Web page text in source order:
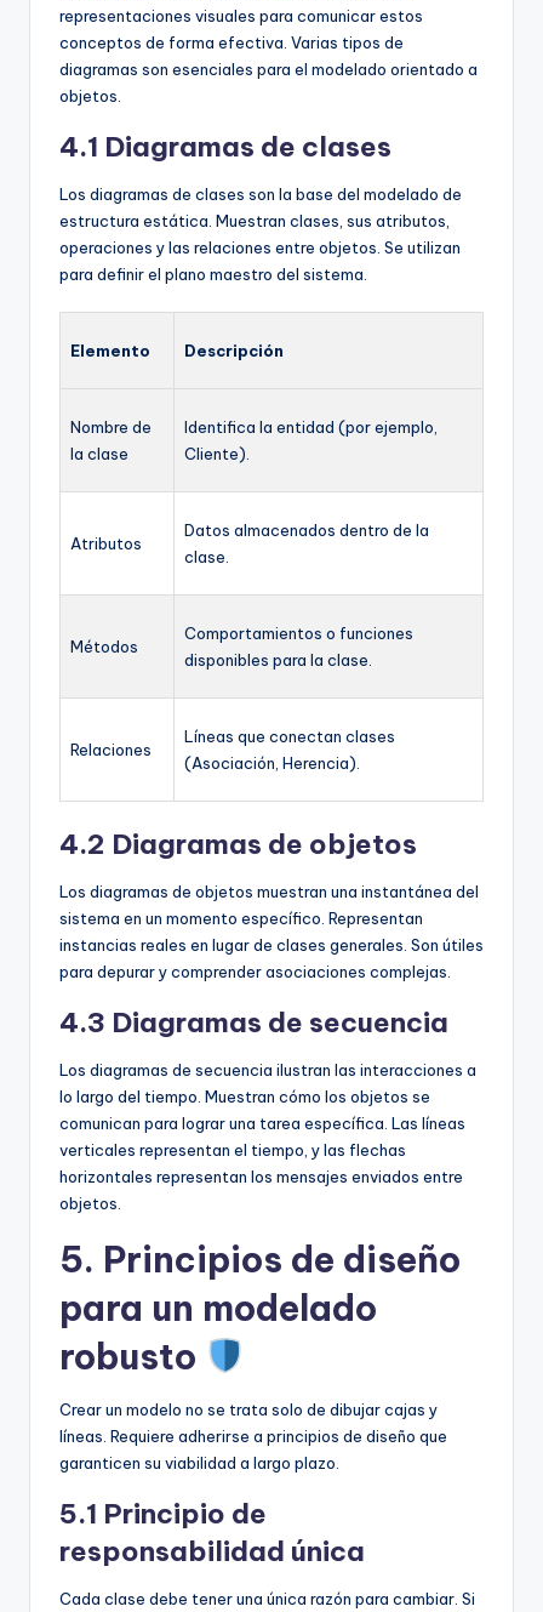
representaciones visuales para comunicar estos
conceptos de forma efectiva. Varias tipos de
diagramas son esenciales para el modelado orientado a
objetos.
4.1 Diagramas de clases
Los diagramas de clases son la base del modelado de
estructura estática. Muestran clases, sus atributos,
operaciones y las relaciones entre objetos. Se utilizan
para definir el plano maestro del sistema.
Elemento Descripción
Nombre de
la clase
Identifica la entidad (por ejemplo,
Cliente).
Atributos
Datos almacenados dentro de la
clase.
Métodos
Comportamientos o funciones
disponibles para la clase.
Relaciones
Líneas que conectan clases
(Asociación, Herencia).
4.2 Diagramas de objetos
Los diagramas de objetos muestran una instantánea del
sistema en un momento específico. Representan
instancias reales en lugar de clases generales. Son útiles
para depurar y comprender asociaciones complejas.
4.3 Diagramas de secuencia
Los diagramas de secuencia ilustran las interacciones a
lo largo del tiempo. Muestran cómo los objetos se
comunican para lograr una tarea específica. Las líneas
verticales representan el tiempo, y las flechas
horizontales representan los mensajes enviados entre
objetos.
5. Principios de diseño
para un modelado
robusto
Crear un modelo no se trata solo de dibujar cajas y
líneas. Requiere adherirse a principios de diseño que
garanticen su viabilidad a largo plazo.
5.1 Principio de
responsabilidad única
Cada clase debe tener una única razón para cambiar. Si